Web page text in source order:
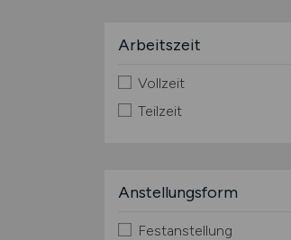
Arbeitszeit
Vollzeit
Teilzeit
Anstellungsform
Festanstellung